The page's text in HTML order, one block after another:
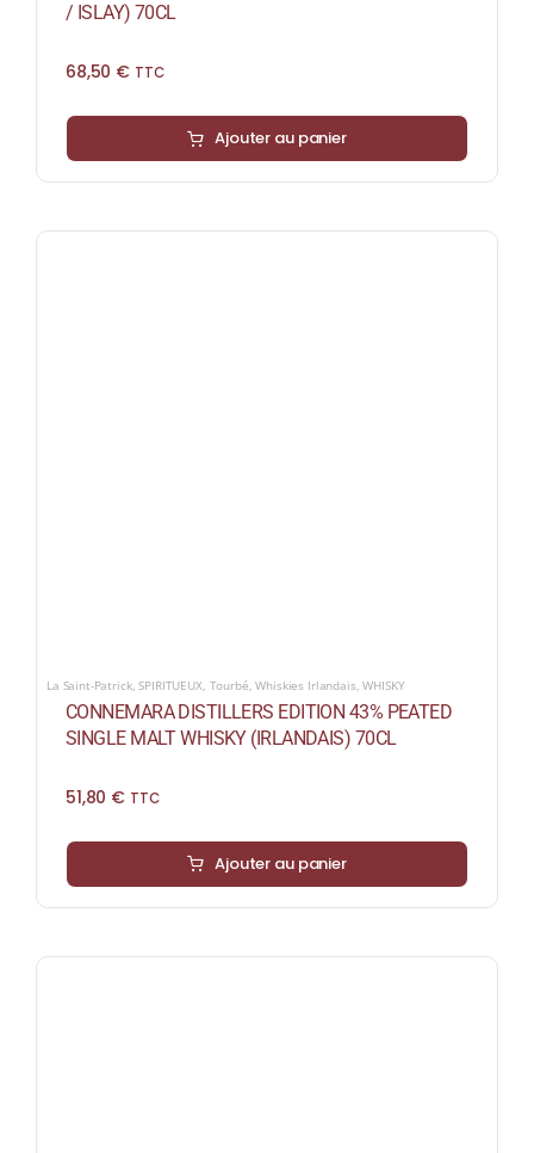
/ ISLAY) 70CL
68,50 € TTC
Ajouter au panier
La Saint-Patrick,SPIRITUEUX Tourbé ,Whiskies Irlandais ,WHISKY
CONNEMARA DISTILLERS EDITION 43% PEATED
SINGLE MALT WHISKY (IRLANDAIS) 70CL
51,80 € TTC
Ajouter au panier